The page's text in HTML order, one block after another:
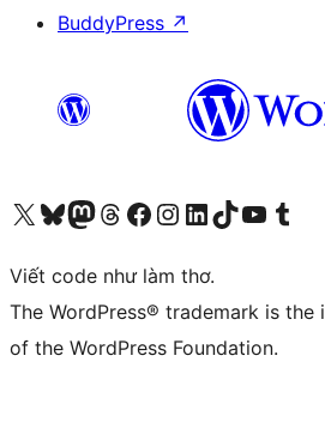
BuddyPress ↗
Truy cập tài khoản X (trước đây là Twitter) của chúng tôiVisit our Bluesky account
Visit our Mastodon account
Visit our Threads account
Xem trang Facebook của chúng tôiTruy cập tài khoản Instagram của chúng tôiTruy cập tài khoản LinkedIn của chúng tôiVisit our TikTok account
Truy cập kênh YouTube của chúng tôi Visit our
Viết code như làm thơ.
The WordPress® trademark is
of the WordPress Foundation.